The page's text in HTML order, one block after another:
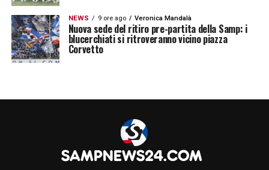
NEWS 9 ore ago Veronica Mandalà
Nuova sede del ritiro pre-partita della Samp: i
blucerchiati si ritroveranno vicino piazza
Corvetto